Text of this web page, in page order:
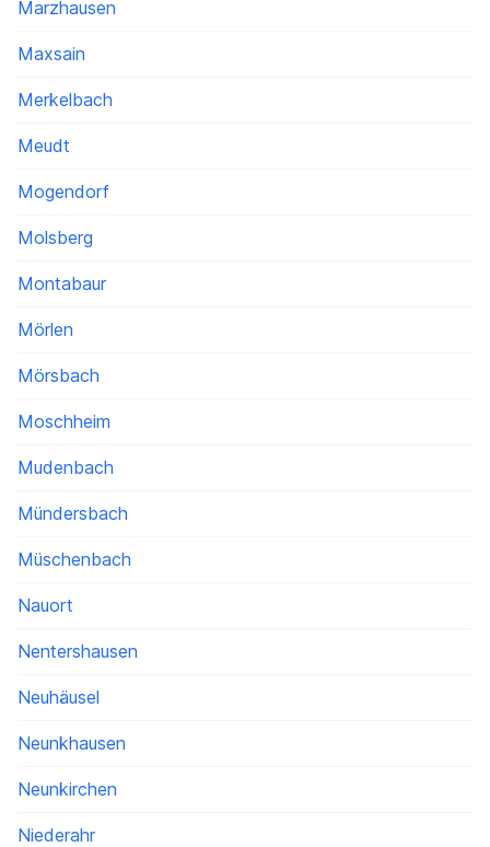
Marzhausen
Maxsain
Merkelbach
Meudt
Mogendorf
Molsberg
Montabaur
Mörlen
Mörsbach
Moschheim
Mudenbach
Mündersbach
Müschenbach
Nauort
Nentershausen
Neuhäusel
Neunkhausen
Neunkirchen
Niederahr